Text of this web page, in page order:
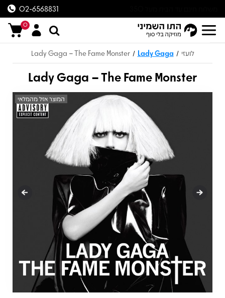
ש״ח
02-6568831
0
לועזי /
Lady Gaga
/
Lady Gaga – The Fame Monster
Lady Gaga – The Fame Monster
המוצר אזל מהמלאי